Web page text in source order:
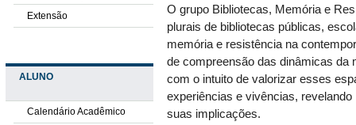
Extensão
ALUNO
Calendário Acadêmico
O grupo Bibliotecas, Memória e
plurais de bibliotecas públicas,
memória e resistência na
de compreensão das dinâmicas da
com o intuito de valorizar esses
experiências e vivências,
suas implicações.